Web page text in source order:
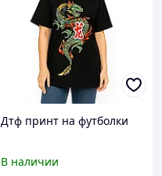
Дтф принт на футболки
В наличии